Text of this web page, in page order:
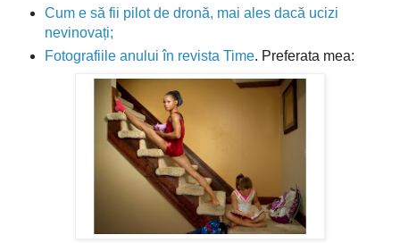
Cum e să fii pilot de dronă, mai ales dacă ucizi
nevinovați;
Fotografiile anului în revista Time. Preferata mea: